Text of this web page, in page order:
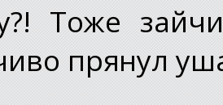
Тоже
прянул